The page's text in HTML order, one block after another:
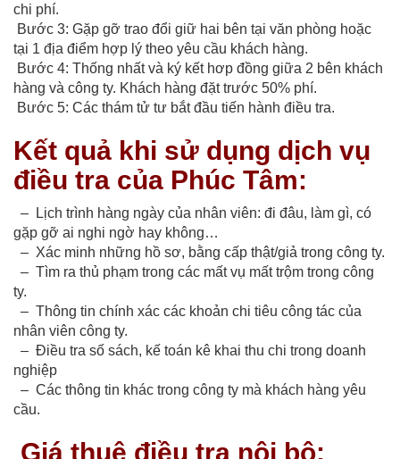
chi phí.
Bước 3: Gặp gỡ trao đổi giữ hai bên tại văn phòng hoặc
tại 1 địa điểm hợp lý theo yêu cầu khách hàng.
Bước 4: Thống nhất và ký kết hơp đồng giữa 2 bên khách
hàng và công ty. Khách hàng đặt trước 50% phí.
Bước 5: Các thám tử tư bắt đầu tiến hành điều tra.
Kết quả khi sử dụng dịch vụ
điều tra của Phúc Tâm:
– Lịch trình hàng ngày của nhân viên: đi đâu, làm gì, có
gặp gỡ ai nghi ngờ hay không…
– Xác minh những hồ sơ, bằng cấp thật/giả trong công ty.
– Tìm ra thủ phạm trong các mất vụ mất trộm trong công
ty.
– Thông tin chính xác các khoản chi tiêu công tác của
nhân viên công ty.
– Điều tra số sách, kế toán kê khai thu chi trong doanh
nghiệp
– Các thông tin khác trong công ty mà khách hàng yêu
cầu.
Giá thuê điều tra nội bộ: